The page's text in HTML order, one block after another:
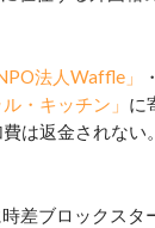
法人Waffle」 ・
・キッチン」 に
は返金されな
ブロックスタ